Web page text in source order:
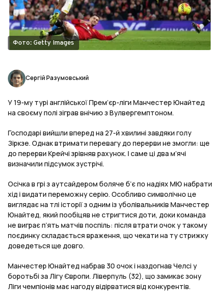
Фото: Getty Images
Сергій Разумовський
У 19-му турі англійської Прем’єр-ліги Манчестер Юнайтед
на своєму полі зіграв внічию з Вулвергемптоном.
Господарі вийшли вперед на 27-й хвилині завдяки голу
Зіркзе. Однак втримати перевагу до перерви не змогли: ще
до перерви Крейчі зрівняв рахунок. І саме ці два м’ячі
визначили підсумок зустрічі.
Осічка в грі з аутсайдером боляче б’є по надіях МЮ набрати
хід і видати переможну серію. Особливо символічно це
виглядає на тлі історії з одним із уболівальників Манчестер
Юнайтед, який пообіцяв не стригтися доти, доки команда
не виграє п’ять матчів поспіль: після втрати очок у такому
поєдинку складається враження, що чекати на ту стрижку
доведеться ще довго.
Манчестер Юнайтед набрав 30 очок і наздогнав Челсі у
боротьбі за Лігу Європи. Ліверпуль (32), що замикає зону
Ліги чемпіонів має нагоду відірватися від конкурентів.